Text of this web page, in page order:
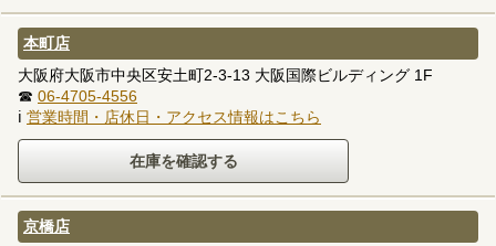
本町店
大阪府大阪市中央区安土町2-3-13 大阪国際ビルディング 1F
☎ 06-4705-4556
ℹ 営業時間・店休日・アクセス情報はこちら
京橋店